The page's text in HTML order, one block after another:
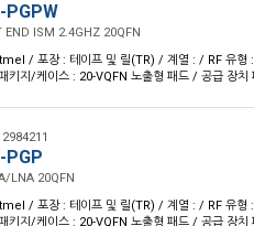
END ISM 2.4GHZ 20QFN
/ 포장 : 테이프 및 릴(TR) / 계열 : / RF 유형
키지/케이스 : 20-VQFN 노출형 패드 / 공급 장치
2984211
PGP
LNA 20QFN
/ 포장 : 테이프 및 릴(TR) / 계열 : / RF 유형
키지/케이스 : 20-VQFN 노출형 패드 / 공급 장치